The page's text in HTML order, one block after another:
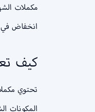
مكملات
انخفاض في
كيف
تحتوي
المكونات